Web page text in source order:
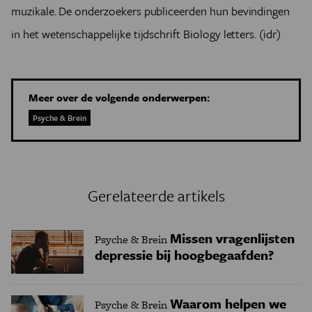
muzikale. De onderzoekers publiceerden hun bevindingen
in het wetenschappelijke tijdschrift Biology letters. (idr)
Meer over de volgende onderwerpen:
Psyche & Brein
Gerelateerde artikels
Psyche & Brein Missen vragenlijsten
depressie bij hoogbegaafden?
Psyche & BreinWaarom helpen we